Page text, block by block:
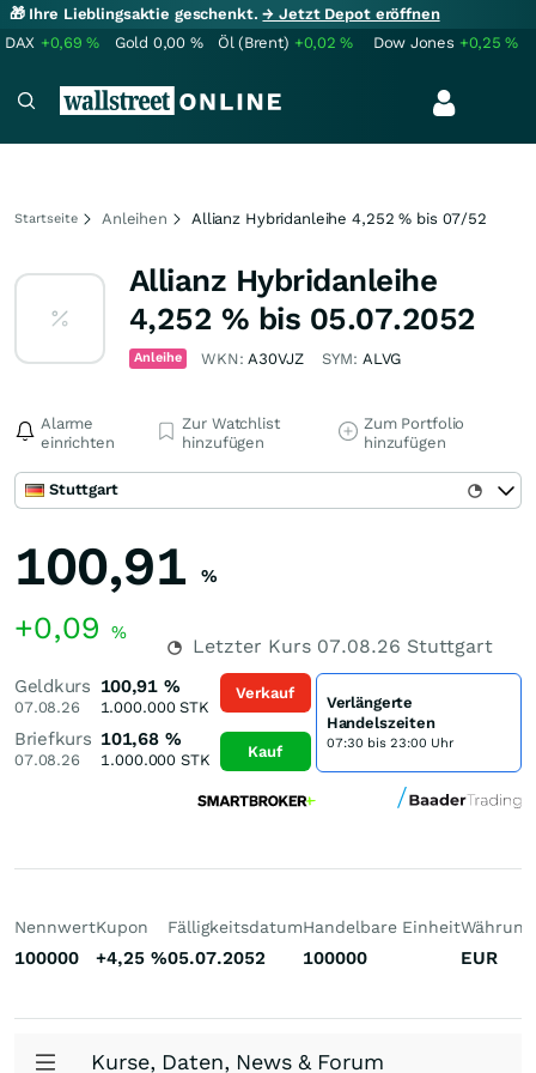
🎁 Ihre Lieblingsaktie geschenkt.→ Jetzt Depot eröffnen
DAX +0,69% Gold 0,00 % Öl (Brent) +0,02% Dow Jones +0,25%
Startseite Anleihen Allianz Hybridanleihe 4,252 % bis 07/52
Allianz Hybridanleihe
4,252 % bis 05.07.2052
Anleihe WKN:A30VJZ SYM: ALVG
Alarme
einrichten
Zur Watchlist
hinzufügen
Zum Portfolio
hinzufügen
Stuttgart
100,91 %
+0,09 %
Letzter Kurs 07.08.26 Stuttgart
Geldkurs
07.08.26
100,91 %
1.000.000STK
Briefkurs
07.08.26
101,68 %
1.000.000 STK
Verkauf
Kauf
Verlängerte
Handelszeiten
07:30 bis 23:00 Uhr
Nennwert
100000
Kupon
+4,25 %
Fälligkeitsdatum
05.07.2052
Handelbare Einheit
100000
Währung
EUR
Kurse, Daten, News & Forum